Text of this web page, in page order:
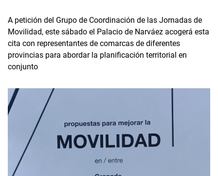
A petición del Grupo de Coordinación de las Jornadas de
Movilidad, este sábado el Palacio de Narváez acogerá esta
cita con representantes de comarcas de diferentes
provincias para abordar la planificación territorial en
conjunto